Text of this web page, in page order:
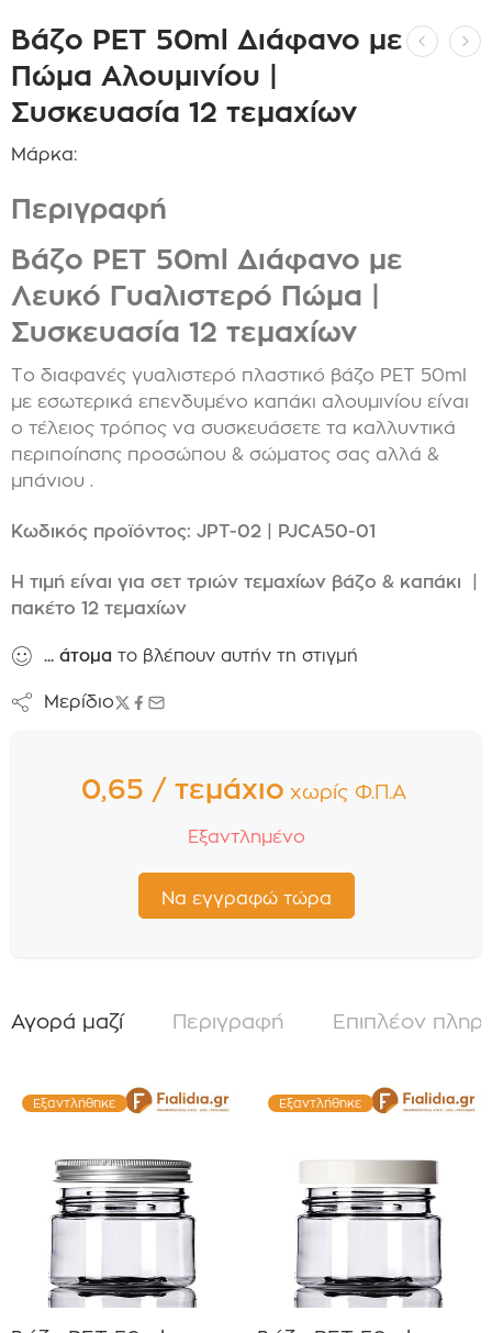
Βάζο PET 50ml Διάφανο με
Πώμα Αλουμινίου |
Συσκευασία 12 τεμαχίων
Μάρκα:
Περιγραφή
Βάζο PET 50ml Διάφανο με
Λευκό Γυαλιστερό Πώμα |
Συσκευασία 12 τεμαχίων
Το διαφανές γυαλιστερό πλαστικό βάζο PET 50ml
με εσωτερικά επενδυμένο καπάκι αλουμινίου είναι
ο τέλειος τρόπος να συσκευάσετε τα καλλυντικά
περιποίησης προσώπου & σώματος σας αλλά &
μπάνιου .
Κωδικός προϊόντος: JPT-02 | PJCA50-01
Η τιμή είναι για σετ τριών τεμαχίων βάζο & καπάκι
πακέτο 12 τεμαχίων
... άτομα το βλέπουν αυτήν τη στιγμή
Μερίδιο
0,65 / τεμάχιο χωρίς Φ.Π.Α
Εξαντλημένο
Αγορά μαζί Περιγραφή Επιπλέον
Εξαντλήθηκε Εξαντλήθηκε